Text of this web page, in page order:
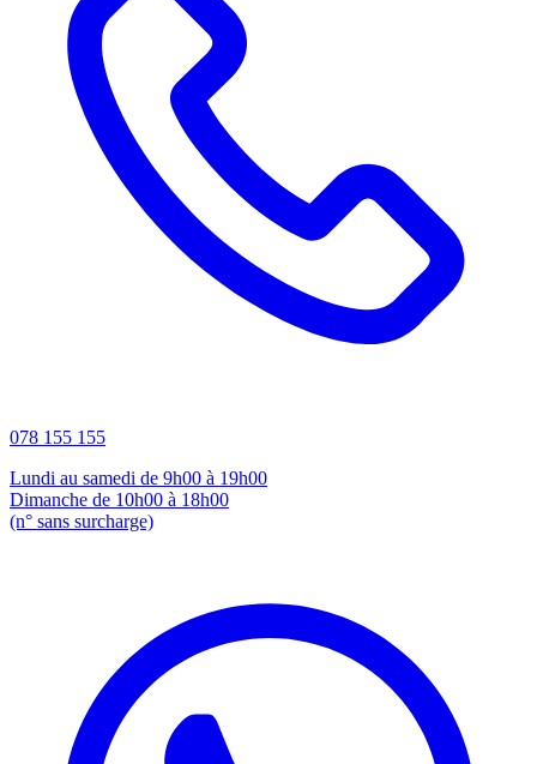
078 155 155
Lundi au samedi de 9h00 à 19h00
Dimanche de 10h00 à 18h00
(n° sans surcharge)